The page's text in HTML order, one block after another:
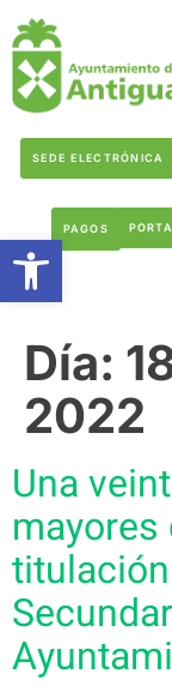
SEDE ELECTRÓNICA
PAGOS
Día:
2022
Una
mayores
Abrir barra de